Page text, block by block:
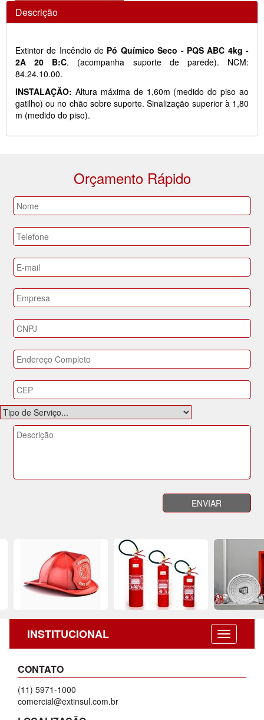
Descrição
Extintor de Incêndio de Pó Químico Seco - PQS ABC 4kg -
2A 20 B:C. (acompanha suporte de parede). NCM:
84.24.10.00.
INSTALAÇÃO: Altura máxima de 1,60m (medido do piso ao
gatilho) ou no chão sobre suporte. Sinalização superior à 1,80
m (medido do piso).
Orçamento Rápido
INSTITUCIONAL
CONTATO
(11) 5971-1000
comercial@extinsul.com.br